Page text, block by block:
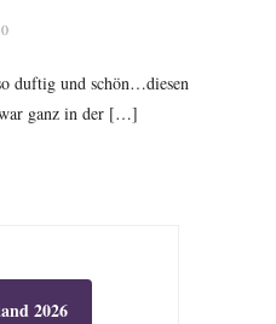
duftig und schön…diesen
ganz in der […]
2026